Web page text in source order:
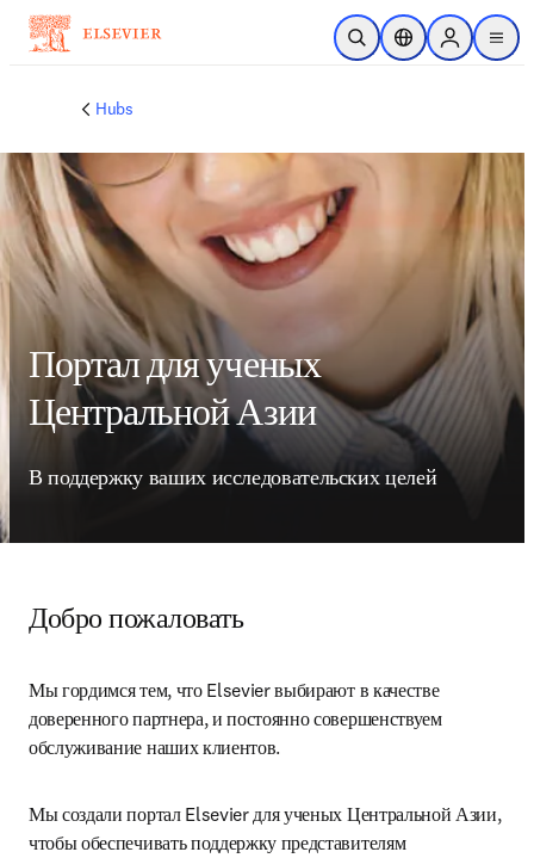
メインのコンテンツにスキップ
検索を開くロケーションセレ
Sign in to
menu
Hubs
Портал для ученых
Центральной Азии
В поддержку ваших исследовательских целей
Добро пожаловать
Мы гордимся тем, что Elsevier выбирают в качестве
доверенного партнера, и постоянно совершенствуем
обслуживание наших клиентов.
Мы создали портал Elsevier для ученых Центральной Азии,
чтобы обеспечивать поддержку представителям